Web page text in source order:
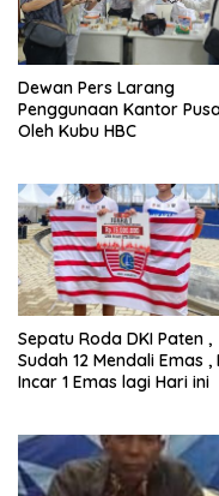
Dewan Pers Larang
Penggunaan Kantor
Oleh Kubu HBC
Sepatu Roda DKI Paten ,
Sudah 12 Mendali Emas ,
Incar 1 Emas lagi Hari ini